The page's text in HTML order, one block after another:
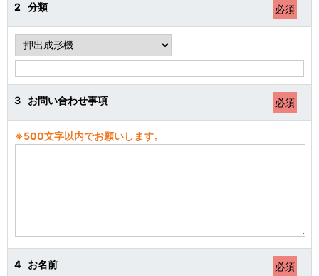
2 分類 必須
3 お問い合わせ事項 必須
※500文字以内でお願いします。
4 お名前 必須